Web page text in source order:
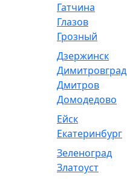
Гатчина
Глазов
Грозный
Дзержинск
Димитровград
Дмитров
Домодедово
Ейск
Екатеринбург
Зеленоград
Златоуст